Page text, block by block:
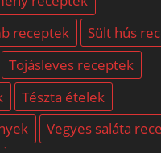
receptek
Sült hús
Tojásleves receptek
Tészta ételek
Vegyes saláta